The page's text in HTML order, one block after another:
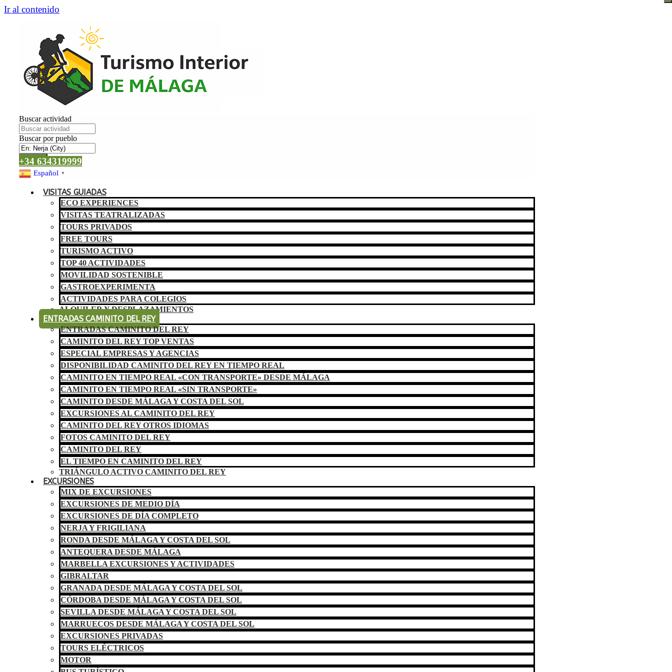
Ir al contenido
Buscar actividad
Buscar por pueblo
Buscar
+34 634319999
Español ▼
VISITAS GUIADAS
ECO EXPERIENCES
VISITAS TEATRALIZADAS
TOURS PRIVADOS
FREE TOURS
TURISMO ACTIVO
TOP 40 ACTIVIDADES
MOVILIDAD SOSTENIBLE
GASTROEXPERIMENTA
ACTIVIDADES PARA COLEGIOS
ALQUILER Y DESPLAZAMIENTOS
ENTRADAS CAMINITO DEL REY
ENTRADAS CAMINITO DEL REY
CAMINITO DEL REY TOP VENTAS
ESPECIAL EMPRESAS Y AGENCIAS
DISPONIBILIDAD CAMINITO DEL REY EN TIEMPO REAL
CAMINITO EN TIEMPO REAL «CON TRANSPORTE» DESDE MÁLAGA
CAMINITO EN TIEMPO REAL «SIN TRANSPORTE»
CAMINITO DESDE MÁLAGA Y COSTA DEL SOL
EXCURSIONES AL CAMINITO DEL REY
CAMINITO DEL REY OTROS IDIOMAS
FOTOS CAMINITO DEL REY
CAMINITO DEL REY
EL TIEMPO EN CAMINITO DEL REY
TRIÁNGULO ACTIVO CAMINITO DEL REY
EXCURSIONES
MIX DE EXCURSIONES
EXCURSIONES DE MEDIO DÍA
EXCURSIONES DE DÍA COMPLETO
NERJA Y FRIGILIANA
RONDA DESDE MÁLAGA Y COSTA DEL SOL
ANTEQUERA DESDE MÁLAGA
MARBELLA EXCURSIONES Y ACTIVIDADES
GIBRALTAR
GRANADA DESDE MÁLAGA Y COSTA DEL SOL
CÓRDOBA DESDE MÁLAGA Y COSTA DEL SOL
SEVILLA DESDE MÁLAGA Y COSTA DEL SOL
MARRUECOS DESDE MÁLAGA Y COSTA DEL SOL
EXCURSIONES PRIVADAS
TOURS ELÉCTRICOS
MOTOR